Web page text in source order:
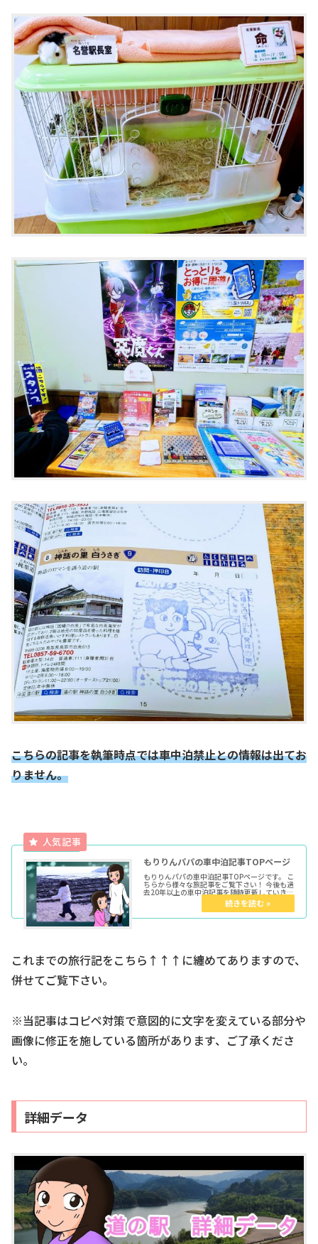
こちらの記事を執筆時点では車中泊禁止との情報は出てお
りません。
もりりんパパの車中泊記事TOPページ
もりりんパパの車中泊記事TOPページです。 こ
ちらから様々な旅記事をご覧下さい！ 今後も過
去20年以上の車中泊記事を随時更新していきま
す。 ★各種トップページはこちらからどうぞ育
児マンガTOP車中泊TOPきょうだい児TOPウー
マンエキサイト...
これまでの旅行記をこちら↑↑↑に纏めてありますので、
併せてご覧下さい。
※当記事はコピペ対策で意図的に文字を変えている部分や
画像に修正を施している箇所があります、ご了承くださ
い。
詳細データ